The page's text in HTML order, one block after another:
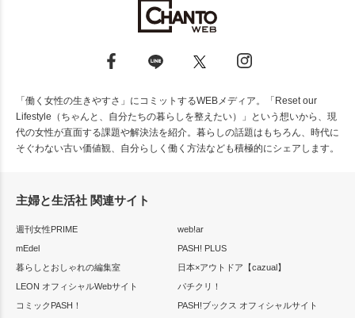
「働く女性の生きやすさ」にコミットするWEBメディア。「Reset our
Lifestyle（ちゃんと、自分たちの暮らしを整えたい）」という想いから、現
代の女性が直面する課題や解決法を紹介。暮らしの話題はもちろん、時代に
そぐわない古い価値観、自分らしく働く方法なども積極的にシェアします。
主婦と生活社 関連サイト
週刊女性PRIME
web!ar
mEdel
PASH! PLUS
暮らしとおしゃれの編集室
日本×アウトドア【cazual】
LEON オフィシャルWebサイト
パチクリ！
コミックPASH！
PASH!ブックス オフィシャルサイト